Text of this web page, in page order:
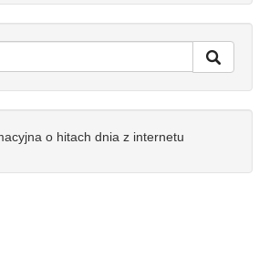
o hitach dnia z internetu